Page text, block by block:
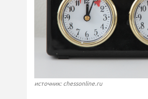
источник: chessonline.ru